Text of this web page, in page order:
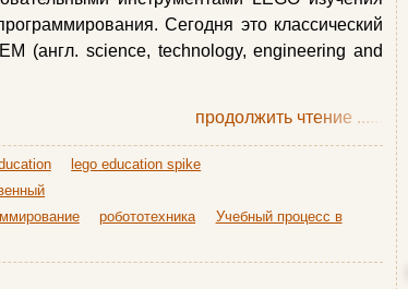
Сегодня это классический
(англ. science, technology, engineering and
продолжить чтение ......
lego education spike
робототехника
Учебный процесс в